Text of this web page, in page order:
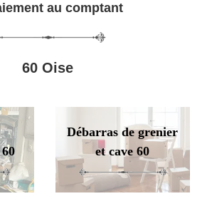
au comptant
60 Oise
Débarras de grenier
et cave 60